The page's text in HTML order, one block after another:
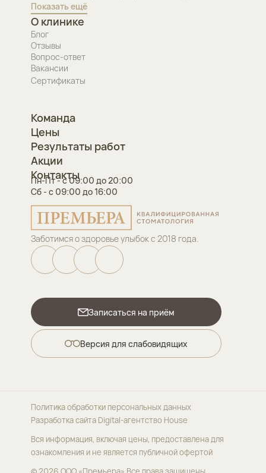
Заботимся о здоровье улыбок с 2018 года.
Записаться на приём
Версия для слабовидящих
Показать ещё
О клинике
Блог
Отзывы
Вопрос-ответ
Вакансии
Сертификаты
Команда
Цены
Результаты работ
Акции
Контакты
Пн-Пт - с 09:00 до 20:00
Сб - с 09:00 до 16:00
Вся информация, включая цены, предоставлена для
ознакомления и не является публичной офертой
Политика обработки персональных данных
Разработка сайтаDigital-агентство House